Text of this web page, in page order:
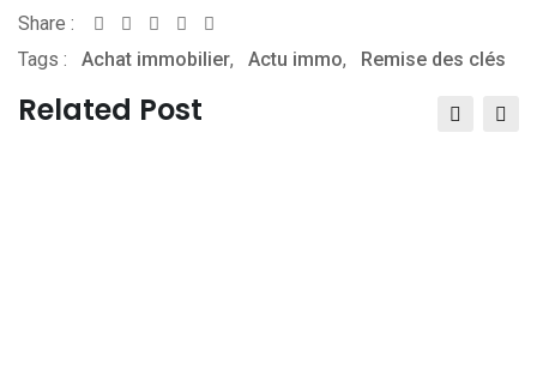
Share :
Whatsapp
Share
via
Email
Tags : Achat immobilier, Actu immo, Remise des clés
Related Post